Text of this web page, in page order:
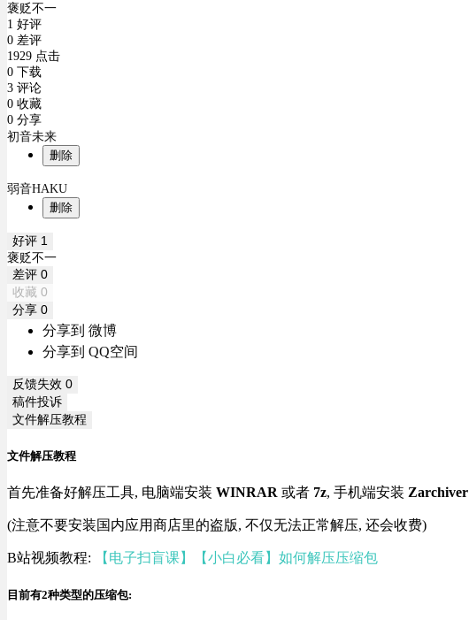
褒贬不一
1 好评
0 差评
1929 点击
0 下载
3 评论
0 收藏
0 分享
初音未来
删除
弱音HAKU
删除
好评 1
褒贬不一
差评 0
收藏 0
分享 0
分享到 微博
分享到 QQ空间
反馈失效 0
稿件投诉
文件解压教程
文件解压教程
首先准备好解压工具, 电脑端安装 WINRAR 或者 7z, 手机端安装 Zarchiver
(注意不要安装国内应用商店里的盗版, 不仅无法正常解压, 还会收费)
B站视频教程: 【电子扫盲课】【小白必看】如何解压压缩包
目前有2种类型的压缩包: